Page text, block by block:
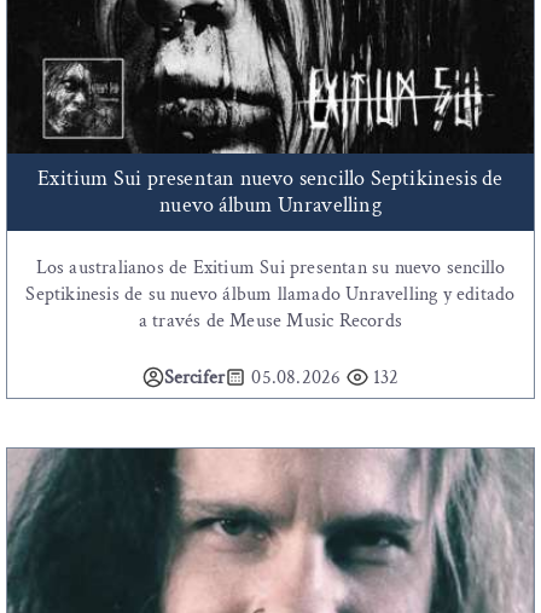
Exitium Sui presentan nuevo sencillo Septikinesis de
nuevo álbum Unravelling
Los australianos de Exitium Sui presentan su nuevo sencillo
Septikinesis de su nuevo álbum llamado Unravelling y editado
a través de Meuse Music Records
Sercifer 05.08.2026 132